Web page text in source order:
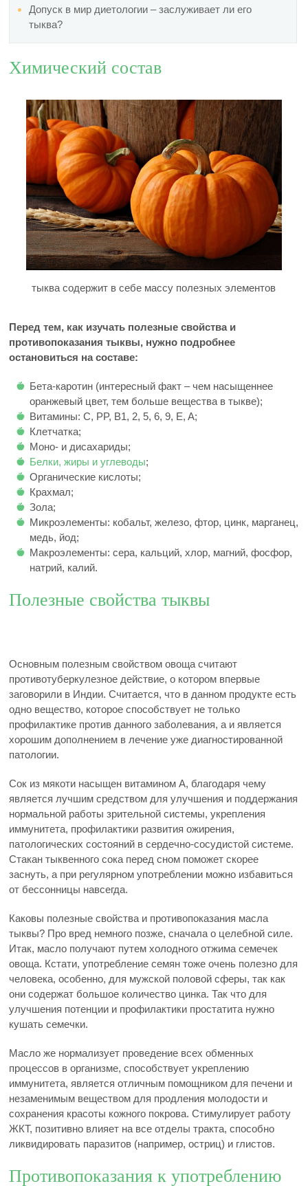
Допуск в мир диетологии – заслуживает ли его
тыква?
Химический состав
тыква содержит в себе массу полезных элементов
Перед тем, как изучать полезные свойства и
противопоказания тыквы, нужно подробнее
остановиться на составе:
Бета-каротин (интересный факт – чем насыщеннее
оранжевый цвет, тем больше вещества в тыкве);
Витамины: C, PP, B1, 2, 5, 6, 9, E, A;
Клетчатка;
Моно- и дисахариды;
Белки, жиры и углеводы;
Органические кислоты;
Крахмал;
Зола;
Микроэлементы: кобальт, железо, фтор, цинк, марганец,
медь, йод;
Макроэлементы: сера, кальций, хлор, магний, фосфор,
натрий, калий.
Полезные свойства тыквы
Основным полезным свойством овоща считают
противотуберкулезное действие, о котором впервые
заговорили в Индии. Считается, что в данном продукте есть
одно вещество, которое способствует не только
профилактике против данного заболевания, а и является
хорошим дополнением в лечение уже диагностированной
патологии.
Сок из мякоти насыщен витамином A, благодаря чему
является лучшим средством для улучшения и поддержания
нормальной работы зрительной системы, укрепления
иммунитета, профилактики развития ожирения,
патологических состояний в сердечно-сосудистой системе.
Стакан тыквенного сока перед сном поможет скорее
заснуть, а при регулярном употреблении можно избавиться
от бессонницы навсегда.
Каковы полезные свойства и противопоказания масла
тыквы? Про вред немного позже, сначала о целебной силе.
Итак, масло получают путем холодного отжима семечек
овоща. Кстати, употребление семян тоже очень полезно для
человека, особенно, для мужской половой сферы, так как
они содержат большое количество цинка. Так что для
улучшения потенции и профилактики простатита нужно
кушать семечки.
Масло же нормализует проведение всех обменных
процессов в организме, способствует укреплению
иммунитета, является отличным помощником для печени и
незаменимым веществом для продления молодости и
сохранения красоты кожного покрова. Стимулирует работу
ЖКТ, позитивно влияет на все отделы тракта, способно
ликвидировать паразитов (например, остриц) и глистов.
Противопоказания к употреблению